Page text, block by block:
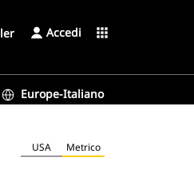
Accedi apps
Europe-Italiano
USA Metrico